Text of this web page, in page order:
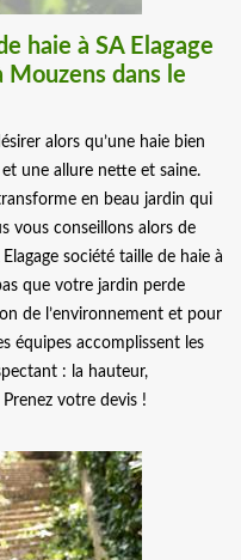
haie à SA Elagage
Mouzens dans le
alors qu’une haie bien
une allure nette et saine.
en beau jardin qui
vous conseillons alors de
société taille de haie à
que votre jardin perde
de l’environnement et pour
équipes accomplissent les
: la hauteur,
Prenez votre devis !